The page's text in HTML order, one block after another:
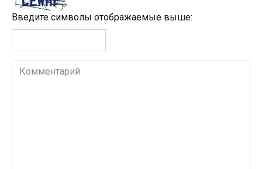
Введите символы отображаемые выше:
Комментарий